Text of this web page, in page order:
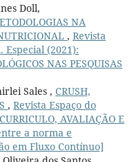
Doll,
NA
, Revista
Especial (2021):
NAS PESQUISAS
Sales , CRUSH,
, Revista Espaço do
AVALIAÇÃO E
a norma e
em Fluxo Contínuo]